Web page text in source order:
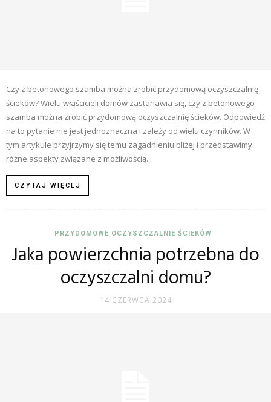
Czy z betonowego szamba można zrobić przydomową oczyszczalnię
ścieków? Wielu właścicieli domów zastanawia się, czy z betonowego
szamba można zrobić przydomową oczyszczalnię ścieków. Odpowiedź
na to pytanie nie jest jednoznaczna i zależy od wielu czynników. W
tym artykule przyjrzymy się temu zagadnieniu bliżej i przedstawimy
różne aspekty związane z możliwością...
CZYTAJ WIĘCEJ
PRZYDOMOWE OCZYSZCZALNIE ŚCIEKÓW
Jaka powierzchnia potrzebna do
oczyszczalni domu?
14 CZERWCA 2024